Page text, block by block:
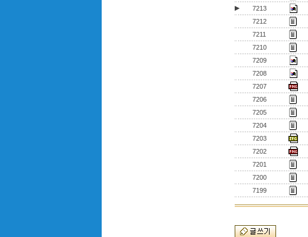
▶
7213
7212
7211
7210
7209
7208
7207
7206
7205
7204
7203
7202
7201
7200
7199